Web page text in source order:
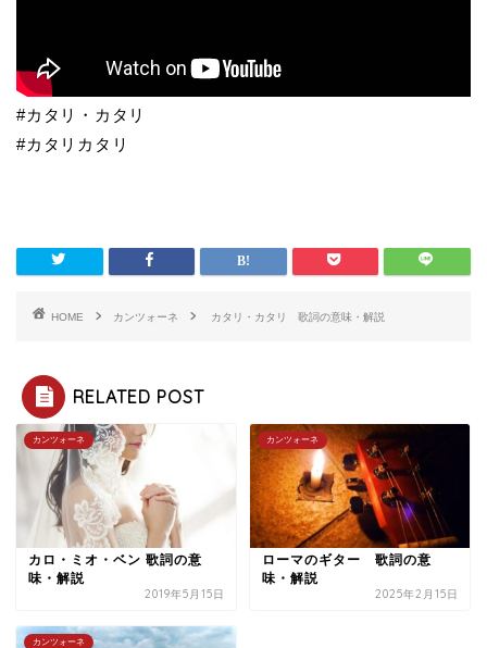
#カタリ・カタリ
#カタリカタリ
HOME カンツォーネ カタリ・カタリ 歌詞の意味・解説
RELATED POST
カンツォーネ
カロ・ミオ・ベン 歌詞の意
味・解説
2019年5月15日
カンツォーネ
ローマのギター 歌詞の意
味・解説
2025年2月15日
カンツォーネ